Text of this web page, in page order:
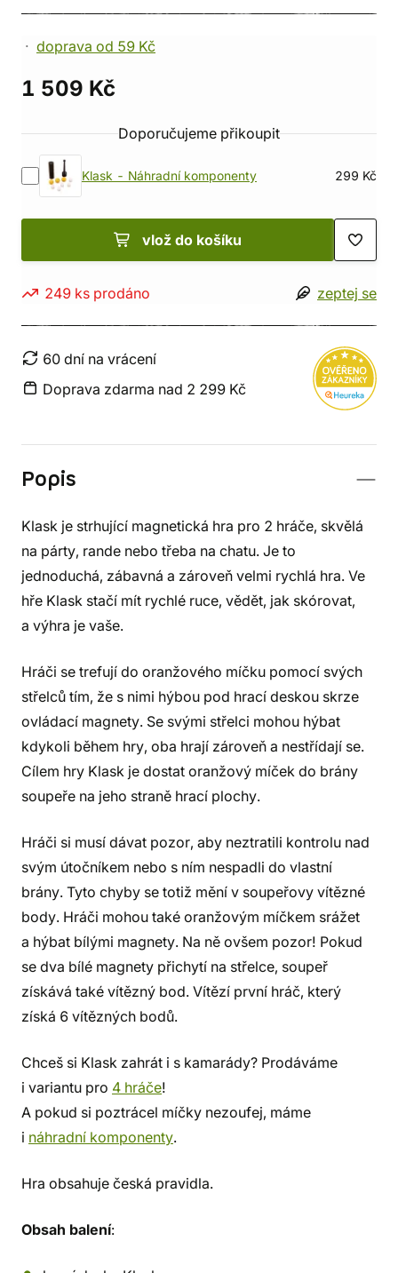
doprava od 59 Kč
1 509 Kč
Doporučujeme přikoupit
Klask - Náhradní komponenty 299 Kč
vlož do košíku
249 ks prodáno zeptej se
60 dní na vrácení
Doprava zdarma nad 2 299 Kč
Popis
Klask je strhující magnetická hra pro 2 hráče, skvělá
na párty, rande nebo třeba na chatu. Je to
jednoduchá, zábavná a zároveň velmi rychlá hra. Ve
hře Klask stačí mít rychlé ruce, vědět, jak skórovat,
a výhra je vaše.
Hráči se trefují do oranžového míčku pomocí svých
střelců tím, že s nimi hýbou pod hrací deskou skrze
ovládací magnety. Se svými střelci mohou hýbat
kdykoli během hry, oba hrají zároveň a nestřídají se.
Cílem hry Klask je dostat oranžový míček do brány
soupeře na jeho straně hrací plochy.
Hráči si musí dávat pozor, aby neztratili kontrolu nad
svým útočníkem nebo s ním nespadli do vlastní
brány. Tyto chyby se totiž mění v soupeřovy vítězné
body. Hráči mohou také oranžovým míčkem srážet
a hýbat bílými magnety. Na ně ovšem pozor! Pokud
se dva bílé magnety přichytí na střelce, soupeř
získává také vítězný bod. Vítězí první hráč, který
získá 6 vítězných bodů.
Chceš si Klask zahrát i s kamarády? Prodáváme
i variantu pro 4 hráče!
A pokud si poztrácel míčky nezoufej, máme
i náhradní komponenty.
Hra obsahuje česká pravidla.
Obsah balení: